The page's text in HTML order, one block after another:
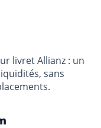
livret Allianz : un
sans